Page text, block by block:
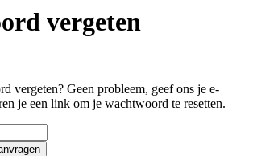
vergeten
vergeten? Geen probleem, geef ons je e-
je een link om je wachtwoord te resetten.